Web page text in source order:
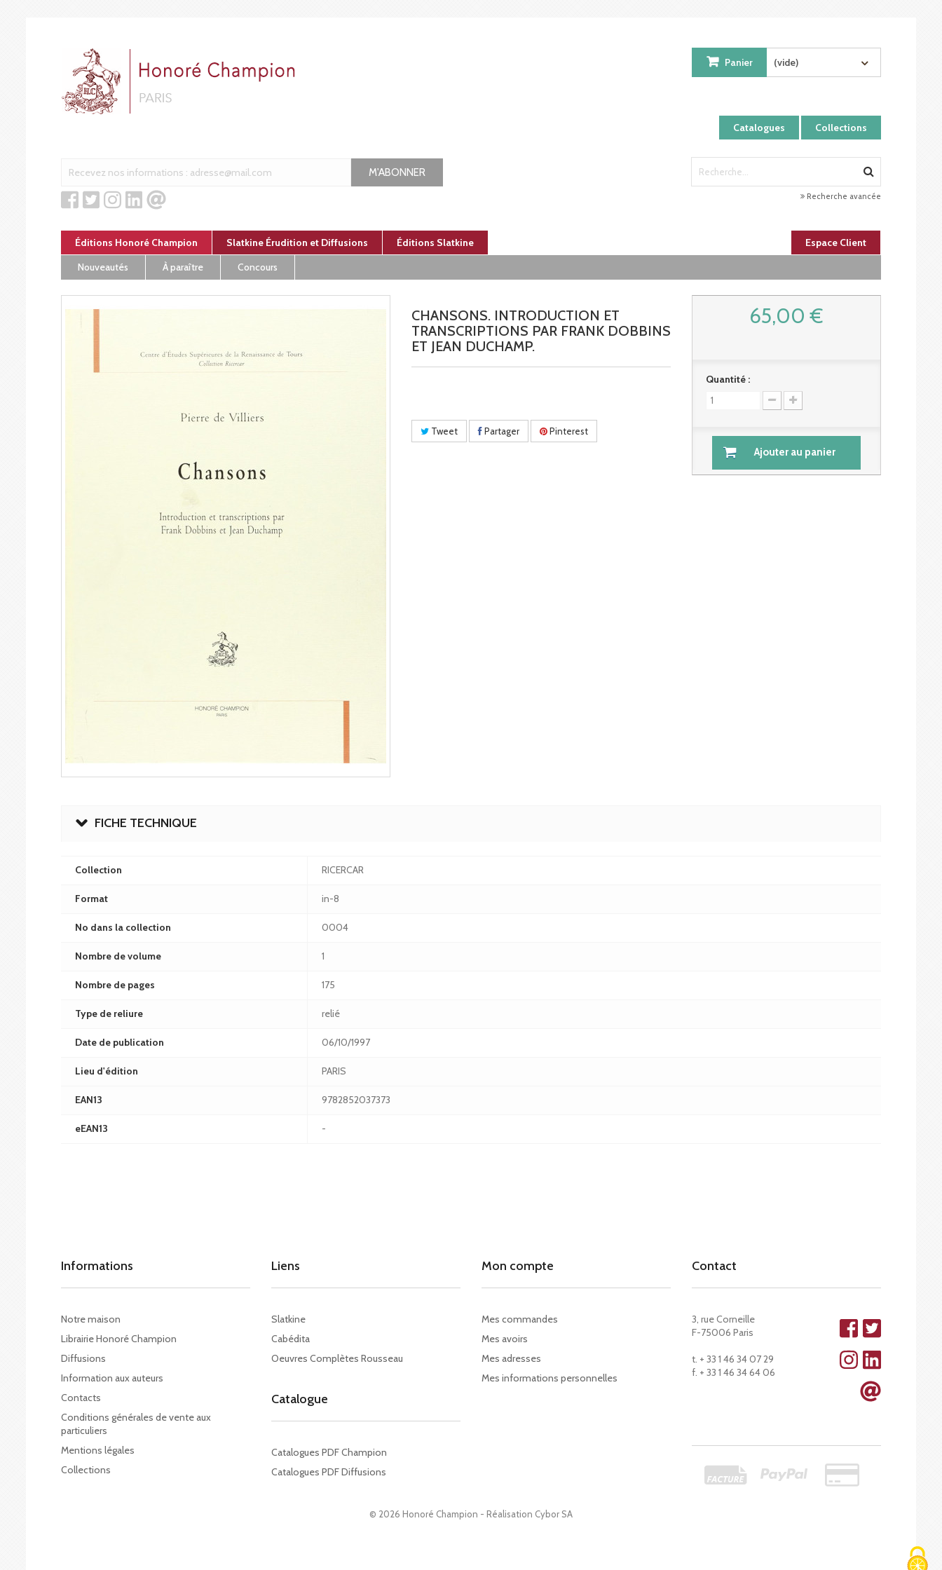
Catalogues Collections
Panier (vide)
M'ABONNER
Recherche avancée
Éditions Honoré Champion Slatkine Érudition et Diffusions Éditions Slatkine
Espace Client
Nouveautés
À paraître Concours
CHANSONS. INTRODUCTION ET
TRANSCRIPTIONS PAR FRANK DOBBINS
ET JEAN DUCHAMP.
Tweet Partager Pinterest
65,00 €
Quantité :
Ajouter au panier
FICHE TECHNIQUE
Collection RICERCAR
Format in-8
No dans la collection 0004
Nombre de volume 1
Nombre de pages 175
Type de reliure relié
Date de publication 06/10/1997
Lieu d'édition PARIS
EAN13 9782852037373
eEAN13 -
Informations
Notre maison
Librairie Honoré Champion
Diffusions
Information aux auteurs
Contacts
Conditions générales de vente aux
particuliers
Mentions légales
Collections
© 2026 Honoré Champion - Réalisation Cybor SA
Liens
Slatkine
Cabédita
Oeuvres Complètes Rousseau
Catalogue
Catalogues PDF Champion
Catalogues PDF Diffusions
Mon compte
Mes commandes
Mes avoirs
Mes adresses
Mes informations personnelles
Contact
3, rue Corneille
F-75006 Paris
t. + 33 1 46 34 07 29
f. + 33 1 46 34 64 06